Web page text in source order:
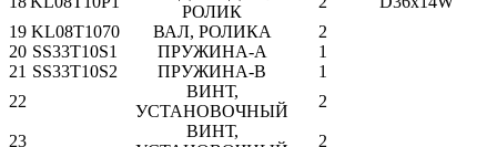
РОЛИК
19 KL08T1070 ВАЛ, РОЛИКА
2
20 SS33T10S1 ПРУЖИНА-A
1
21 SS33T10S2 ПРУЖИНА-B
1
22
ВИНТ,
УСТАНОВОЧНЫЙ
2
23
ВИНТ,
2